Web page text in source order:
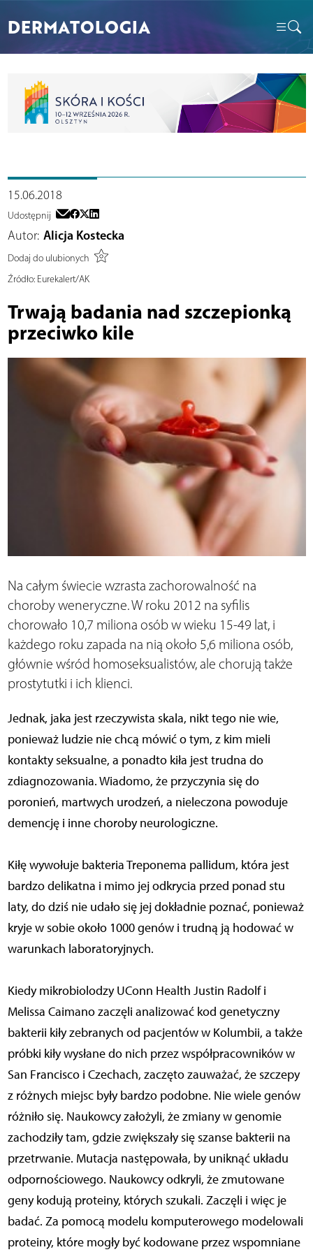
DERMATOLOGIA
15.06.2018
Udostępnij
Autor: Alicja Kostecka
Dodaj do ulubionych
Źródło:Eurekalert/AK
Trwają badania nad szczepionką
przeciwko kile
Na całym świecie wzrasta zachorowalność na
choroby weneryczne. W roku 2012 na syfilis
chorowało 10,7 miliona osób w wieku 15-49 lat, i
każdego roku zapada na nią około 5,6 miliona osób,
głównie wśród homoseksualistów, ale chorują także
prostytutki i ich klienci.
Jednak, jaka jest rzeczywista skala, nikt tego nie wie,
ponieważ ludzie nie chcą mówić o tym, z kim mieli
kontakty seksualne, a ponadto kiła jest trudna do
zdiagnozowania. Wiadomo, że przyczynia się do
poronień, martwych urodzeń, a nieleczona powoduje
demencję i inne choroby neurologiczne.
Kiłę wywołuje bakteria Treponema pallidum, która jest
bardzo delikatna i mimo jej odkrycia przed ponad stu
laty, do dziś nie udało się jej dokładnie poznać, ponieważ
kryje w sobie około 1000 genów i trudną ją hodować w
warunkach laboratoryjnych.
Kiedy mikrobiolodzy UConn Health Justin Radolf i
Melissa Caimano zaczęli analizować kod genetyczny
bakterii kiły zebranych od pacjentów w Kolumbii, a także
próbki kiły wysłane do nich przez współpracowników w
San Francisco i Czechach, zaczęto zauważać, że szczepy
z różnych miejsc były bardzo podobne. Nie wiele genów
różniło się. Naukowcy założyli, że zmiany w genomie
zachodziły tam, gdzie zwiększały się szanse bakterii na
przetrwanie. Mutacja następowała, by uniknąć układu
odpornościowego. Naukowcy odkryli, że zmutowane
geny kodują proteiny, których szukali. Zaczęli i więc je
badać. Za pomocą modelu komputerowego modelowali
proteiny, które mogły być kodowane przez wspomniane